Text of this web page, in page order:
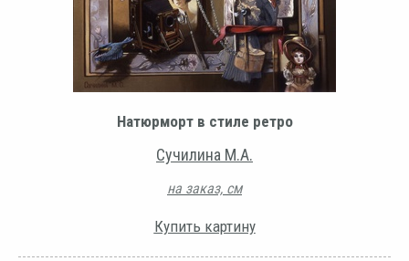
Натюрморт в стиле ретро
Сучилина М.А.
на заказ, см
Купить картину